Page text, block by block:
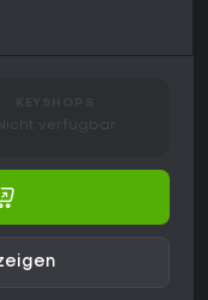
Nicht verfügbar